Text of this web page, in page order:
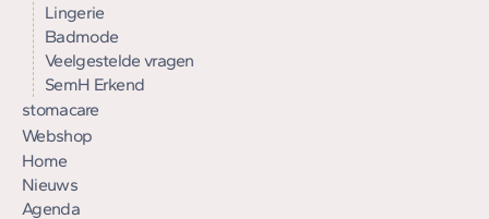
Lingerie
Badmode
Veelgestelde vragen
SemH Erkend
stomacare
Webshop
Home
Nieuws
Agenda